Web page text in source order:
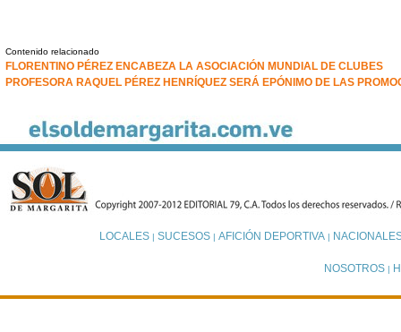
Contenido relacionado
FLORENTINO PÉREZ ENCABEZA LA ASOCIACIÓN MUNDIAL DE CLUBES
PROFESORA RAQUEL PÉREZ HENRÍQUEZ SERÁ EPÓNIMO DE LAS
LOCALES| SUCESOS| AFICIÓN DEPORTIVA|
NOSOTROS |